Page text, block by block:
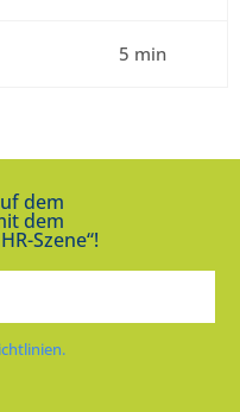
5 min
dem
dem
Szene“!